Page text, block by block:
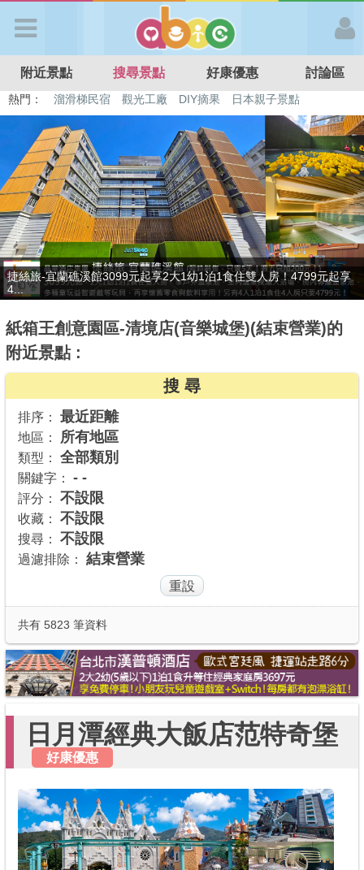
APP登入
首 頁
搜尋景點
好康優惠
最新消息
最新留言
推薦景點
討論區
聯絡我們
附近景點 搜尋景點 好康優惠 討論區
熱門： 溜滑梯民宿 觀光工廠 DIY摘果
日本親子景點
特色遊戲場
親子住房優惠 台北親子餐廳 溫泉泡湯SPA
贈九族文化村門票2張(總價值1100元*2)！4099元享日月潭經典大飯
店...
紙箱王創意園區-清境店(音樂城堡)(結束營業)的
附近景點 :
搜 尋
排序： 最近距離
地區： 所有地區
類型： 全部類別
關鍵字： - -
評分： 不設限
收藏： 不設限
搜尋： 不設限
過濾排除： 結束營業
共有 5823 筆資料
日月潭經典大飯店范特奇堡
好康優惠